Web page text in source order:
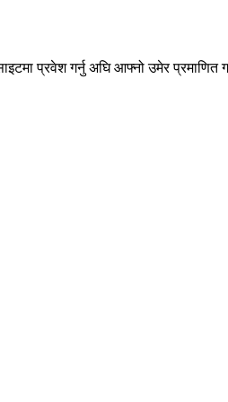
प्रवेश गर्नु अघि आफ्नो उमेर प्रमाणित